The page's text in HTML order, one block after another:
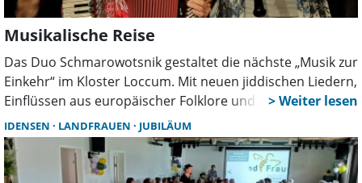
Musikalische Reise
Das Duo Schmarowotsnik gestaltet die nächste „Musik zur
Einkehr“ im Kloster Loccum. Mit neuen jiddischen Liedern,
Einflüssen aus europäischer Folklore und eigenen
Kompositionen schlagen die Musiker eine Brücke
zwischen Tradition, Gegenwart und Zukunft.
IDENSEN LANDFRAUEN JUBILÄUM